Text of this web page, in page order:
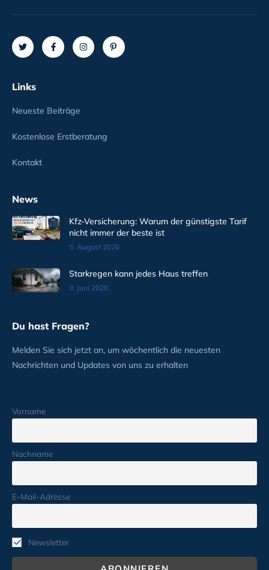
Links
Neueste Beiträge
Kostenlose Erstberatung
Kontakt
News
Kfz-Versicherung: Warum der günstigste Tarif
nicht immer der beste ist
5. August 2026
Starkregen kann jedes Haus treffen
9. Juni 2026
Du hast Fragen?
Melden Sie sich jetzt an, um wöchentlich die neuesten
Nachrichten und Updates von uns zu erhalten
Vorname
Nachname
E-Mail-Adresse
Newsletter